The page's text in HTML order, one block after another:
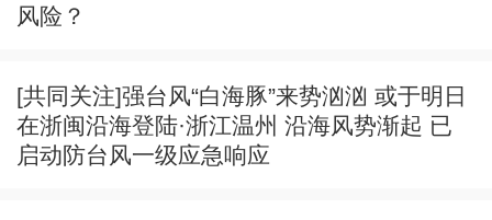
风险？
[共同关注]强台风“白海豚”来势汹汹 或于明日
在浙闽沿海登陆·浙江温州 沿海风势渐起 已
启动防台风一级应急响应